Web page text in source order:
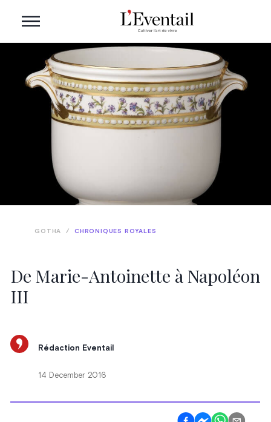
De Marie-Antoinette à Napoléon
III
GOTHA / CHRONIQUES ROYALES
Rédaction Eventail
14 December 2016